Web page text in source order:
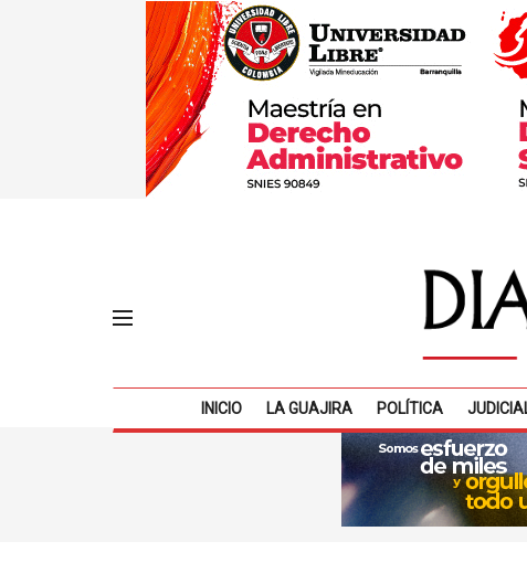
INICIO LA GUAJIRA POLÍTICA